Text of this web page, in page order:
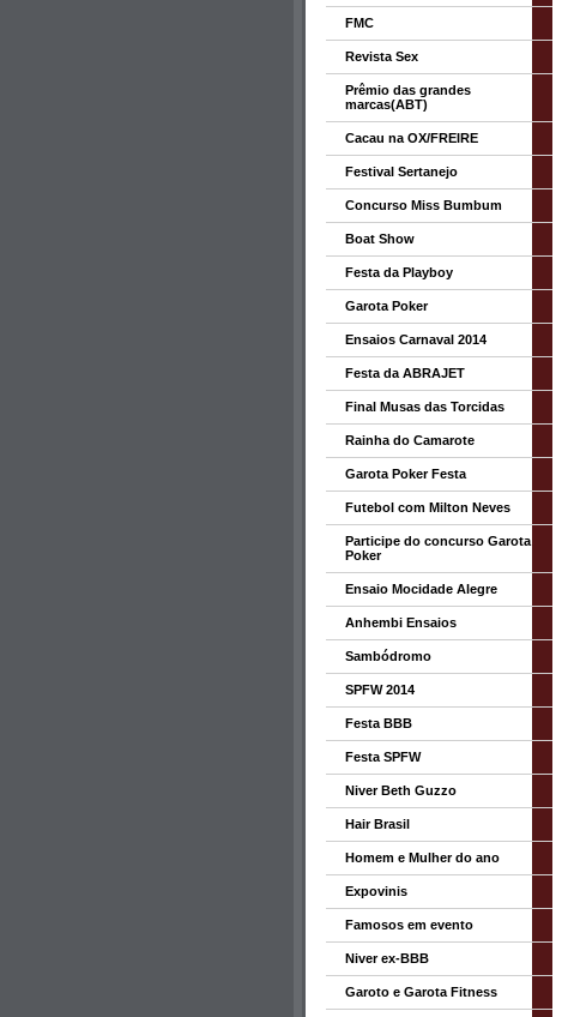
FMC
Revista Sex
Prêmio das grandes
marcas(ABT)
Cacau na OX/FREIRE
Festival Sertanejo
Concurso Miss Bumbum
Boat Show
Festa da Playboy
Garota Poker
Ensaios Carnaval 2014
Festa da ABRAJET
Final Musas das Torcidas
Rainha do Camarote
Garota Poker Festa
Futebol com Milton Neves
Participe do concurso Garota
Poker
Ensaio Mocidade Alegre
Anhembi Ensaios
Sambódromo
SPFW 2014
Festa BBB
Festa SPFW
Niver Beth Guzzo
Hair Brasil
Homem e Mulher do ano
Expovinis
Famosos em evento
Niver ex-BBB
Garoto e Garota Fitness